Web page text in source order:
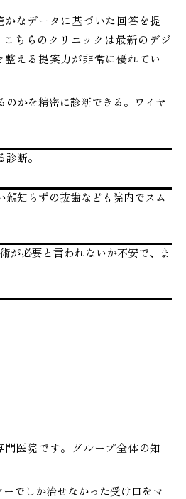
なデータに基づいた回答を提
ちらのクリニックは最新のデジ
える提案力が非常に優れてい
かを精密に診断できる。ワイヤ
断。
知らずの抜歯なども院内でスム
が必要と言われないか不安で、ま
医院です。グループ全体の知
でしか治せなかった受け口をマ